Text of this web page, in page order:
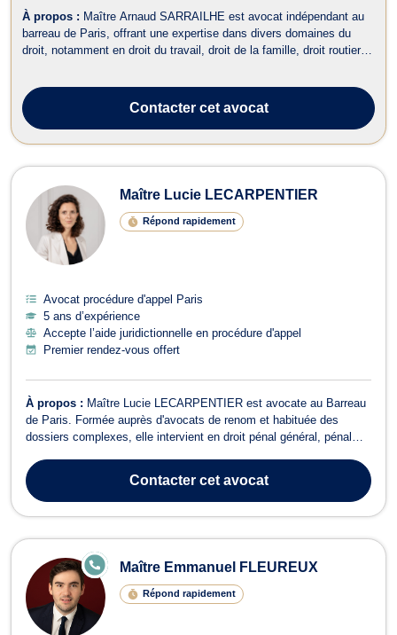
À propos : Maître Arnaud SARRAILHE est avocat indépendant au
barreau de Paris, offrant une expertise dans divers domaines du
droit, notamment en droit du travail, droit de la famille, droit routier et
SARRA...
Contactercet avocat
Maître Lucie LECARPENTIER
Répond rapidement
Avocat procédure d'appel Paris
5 ans d’expérience
Accepte l’aide juridictionnelle en procédure d'appel
Premier rendez-vous offert
À propos : Maître Lucie LECARPENTIER est avocate au Barreau
de Paris. Formée auprès d'avocats de renom et habituée des
dossiers complexes, elle intervient en droit pénal général, pénal
mis en cause et victimes au cours de l'enquête (gardes à vue,
auditions libres, c...
Contactercet avocat
Maître Emmanuel FLEUREUX
Répond rapidement
E
N
N
E